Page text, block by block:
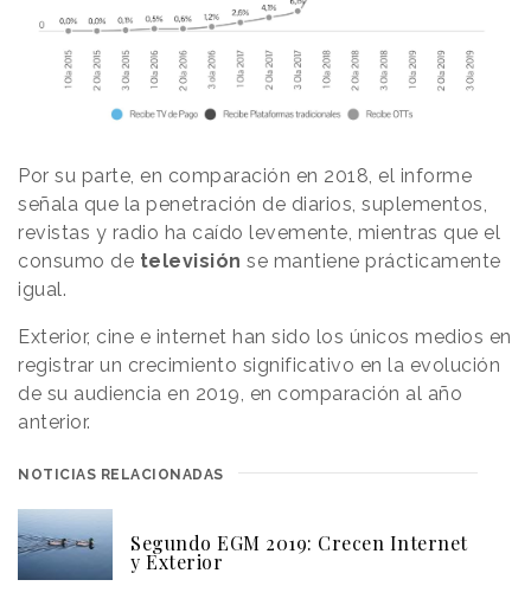
Por su parte, en comparación en 2018, el informe
señala que la penetración de diarios, suplementos,
revistas y radio ha caído levemente, mientras que el
consumo de televisión se mantiene prácticamente
igual.
Exterior, cine e internet han sido los únicos medios en
registrar un crecimiento significativo en la evolución
de su audiencia en 2019, en comparación al año
anterior.
NOTICIAS RELACIONADAS
Segundo EGM 2019: Crecen Internet
y Exterior